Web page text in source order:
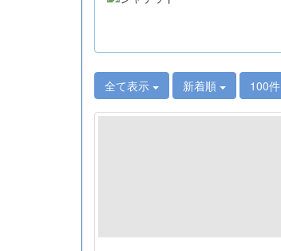
全て表示 新着順 100件